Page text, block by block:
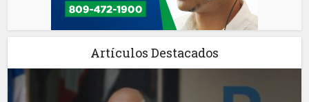
Artículos Destacados